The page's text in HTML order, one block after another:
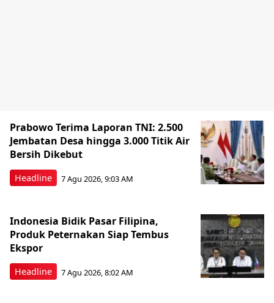
Headline
Prabowo Terima Laporan TNI: 2.500
Jembatan Desa hingga 3.000 Titik Air
Bersih Dikebut
7 Agu 2026, 9:03 AM
Headline
Indonesia Bidik Pasar Filipina,
Produk Peternakan Siap Tembus
Ekspor
7 Agu 2026, 8:02 AM